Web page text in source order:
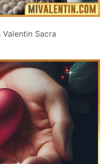
Sacra